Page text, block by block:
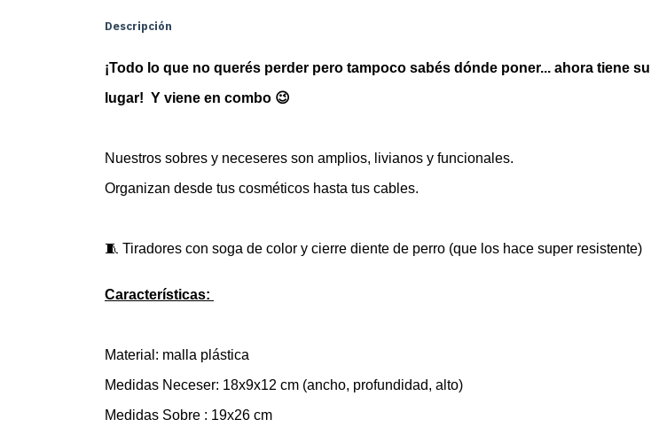
Descripción
¡Todo lo que no querés perder pero tampoco sabés dónde poner... ahora tiene su
lugar!  Y viene en combo 😉
Nuestros sobres y neceseres son amplios, livianos y funcionales.
Organizan desde tus cosméticos hasta tus cables.
🧵 Tiradores con soga de color y cierre diente de perro (que los hace super resistente)
Características:
Material: malla plástica
Medidas Neceser: 18x9x12 cm (ancho, profundidad, alto)
Medidas Sobre : 19x26 cm